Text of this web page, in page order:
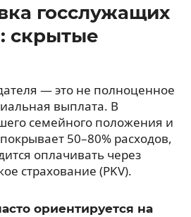
госслужащих
скрытые
— это не полноценное
выплата. В
семейного положения и
50–80% расходов,
оплачивать через
страхование (PKV).
ориентируется на